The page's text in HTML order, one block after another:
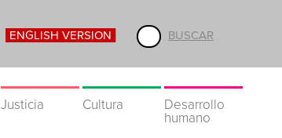
BUSCAR
ENGLISH VERSION
Justicia Cultura
Desarrollo
humano